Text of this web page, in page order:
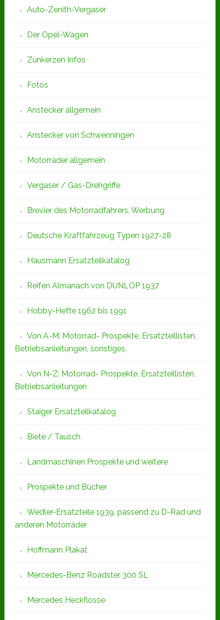
Auto-Zenith-Vergaser
Der Opel-Wagen
Zünkerzen Infos
Fotos
Anstecker allgemein
Anstecker von Schwenningen
Motorräder allgemein
Vergaser / Gas-Drehgriffe
Brevier des Motorradfahrers, Werbung
Deutsche Kraftfahrzeug Typen 1927-28
Hausmann Ersatzteilkatalog
Reifen Almanach von DUNLOP 1937
Hobby-Hefte 1962 bis 1991
Von A-M: Motorrad- Prospekte, Ersatzteillisten,
Betriebsanleitungen, sonstiges,
Von N-Z: Motorrad- Prospekte, Ersatzteillisten,
Betriebsanleitungen
Staiger Ersatzteilkatalog
Biete / Tausch
Landmaschinen Prospekte und weitere
Prospekte und Bücher
Wedler-Ersatzteile 1939, passend zu D-Rad und
anderen Motorräder
Hoffmann Plakat
Mercedes-Benz Roadster 300 SL
Mercedes Heckflosse